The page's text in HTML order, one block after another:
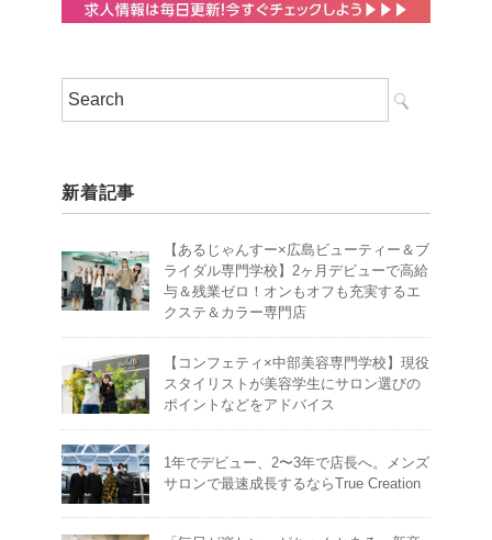
新着記事
【あるじゃんすー×広島ビューティー＆ブ
ライダル専門学校】2ヶ月デビューで高給
与＆残業ゼロ！オンもオフも充実するエ
クステ＆カラー専門店
【コンフェティ×中部美容専門学校】現役
スタイリストが美容学生にサロン選びの
ポイントなどをアドバイス
1年でデビュー、2〜3年で店長へ。メンズ
サロンで最速成長するならTrue Creation